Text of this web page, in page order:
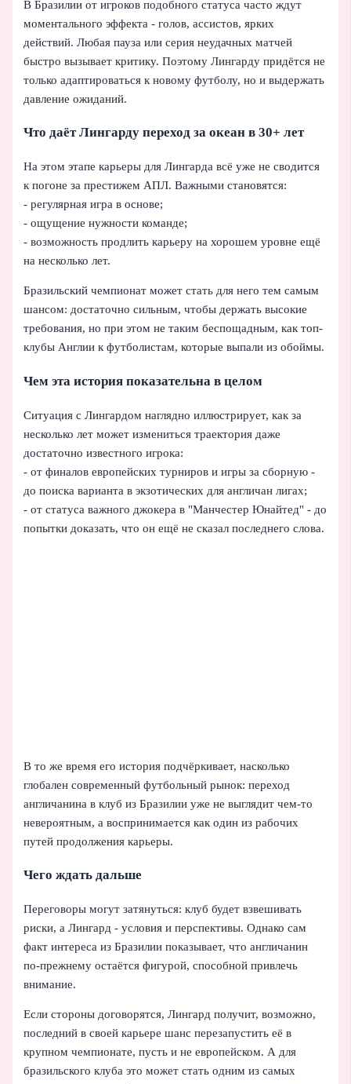
В Бразилии от игроков подобного статуса часто ждут
моментального эффекта - голов, ассистов, ярких
действий. Любая пауза или серия неудачных матчей
быстро вызывает критику. Поэтому Лингарду придётся не
только адаптироваться к новому футболу, но и выдержать
давление ожиданий.
Что даёт Лингарду переход за океан в 30+ лет
На этом этапе карьеры для Лингарда всё уже не сводится
к погоне за престижем АПЛ. Важными становятся:
- регулярная игра в основе;
- ощущение нужности команде;
- возможность продлить карьеру на хорошем уровне ещё
на несколько лет.
Бразильский чемпионат может стать для него тем самым
шансом: достаточно сильным, чтобы держать высокие
требования, но при этом не таким беспощадным, как топ-
клубы Англии к футболистам, которые выпали из обоймы.
Чем эта история показательна в целом
Ситуация с Лингардом наглядно иллюстрирует, как за
несколько лет может измениться траектория даже
достаточно известного игрока:
- от финалов европейских турниров и игры за сборную -
до поиска варианта в экзотических для англичан лигах;
- от статуса важного джокера в "Манчестер Юнайтед" - до
попытки доказать, что он ещё не сказал последнего слова.
В то же время его история подчёркивает, насколько
глобален современный футбольный рынок: переход
англичанина в клуб из Бразилии уже не выглядит чем-то
невероятным, а воспринимается как один из рабочих
путей продолжения карьеры.
Чего ждать дальше
Переговоры могут затянуться: клуб будет взвешивать
риски, а Лингард - условия и перспективы. Однако сам
факт интереса из Бразилии показывает, что англичанин
по‑прежнему остаётся фигурой, способной привлечь
внимание.
Если стороны договорятся, Лингард получит, возможно,
последний в своей карьере шанс перезапустить её в
крупном чемпионате, пусть и не европейском. А для
бразильского клуба это может стать одним из самых